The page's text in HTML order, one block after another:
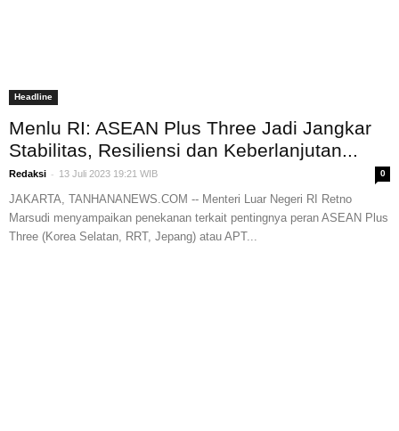
Headline
Menlu RI: ASEAN Plus Three Jadi Jangkar
Stabilitas, Resiliensi dan Keberlanjutan...
Redaksi - 13 Juli 2023 19:21 WIB 0
JAKARTA, TANHANANEWS.COM -- Menteri Luar Negeri RI Retno
Marsudi menyampaikan penekanan terkait pentingnya peran ASEAN Plus
Three (Korea Selatan, RRT, Jepang) atau APT...